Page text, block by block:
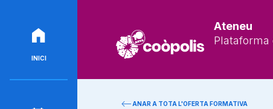
INICI
Ateneu
Plataforma
ANAR A TOTA L'OFERTA FORMATIVA